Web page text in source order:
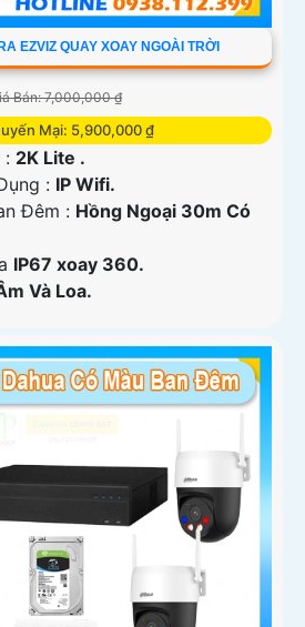
EZVIZ QUAY XOAY NGOÀI TRỜI
Bán: 7,000,000 ₫
Mại: 5,900,000 ₫
: 2K Lite .
: IP Wifi.
Đêm : Hồng Ngoại 30m Có
IP67 xoay 360.
Và Loa.